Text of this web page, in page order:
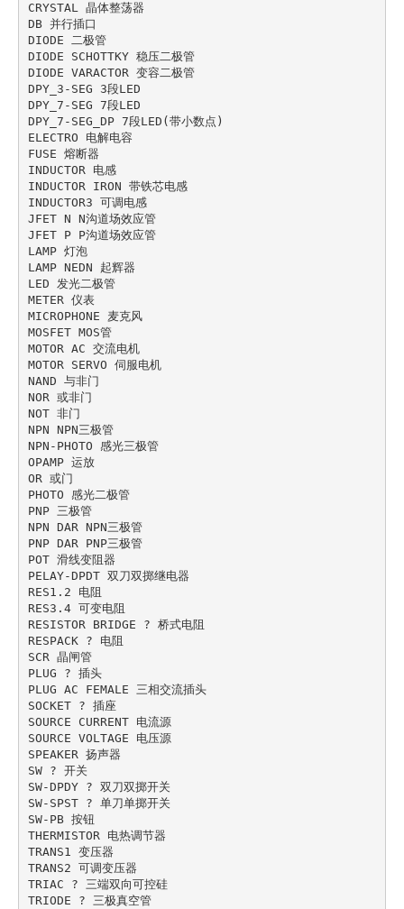
CRYSTAL 晶体整荡器
DB 并行插口
DIODE 二极管
DIODE SCHOTTKY 稳压二极管
DIODE VARACTOR 变容二极管
DPY_3-SEG 3段LED
DPY_7-SEG 7段LED
DPY_7-SEG_DP 7段LED(带小数点)
ELECTRO 电解电容
FUSE 熔断器
INDUCTOR 电感
INDUCTOR IRON 带铁芯电感
INDUCTOR3 可调电感
JFET N N沟道场效应管
JFET P P沟道场效应管
LAMP 灯泡
LAMP NEDN 起辉器
LED 发光二极管
METER 仪表
MICROPHONE 麦克风
MOSFET MOS管
MOTOR AC 交流电机
MOTOR SERVO 伺服电机
NAND 与非门
NOR 或非门
NOT 非门
NPN NPN三极管
NPN-PHOTO 感光三极管
OPAMP 运放
OR 或门
PHOTO 感光二极管
PNP 三极管
NPN DAR NPN三极管
PNP DAR PNP三极管
POT 滑线变阻器
PELAY-DPDT 双刀双掷继电器
RES1.2 电阻
RES3.4 可变电阻
RESISTOR BRIDGE ? 桥式电阻
RESPACK ? 电阻
SCR 晶闸管
PLUG ? 插头
PLUG AC FEMALE 三相交流插头
SOCKET ? 插座
SOURCE CURRENT 电流源
SOURCE VOLTAGE 电压源
SPEAKER 扬声器
SW ? 开关
SW-DPDY ? 双刀双掷开关
SW-SPST ? 单刀单掷开关
SW-PB 按钮
THERMISTOR 电热调节器
TRANS1 变压器
TRANS2 可调变压器
TRIAC ? 三端双向可控硅
TRIODE ? 三极真空管